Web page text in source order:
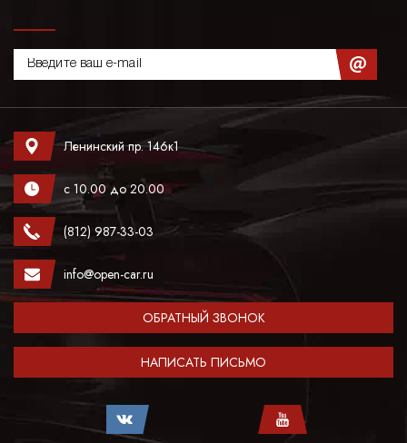
Ленинский пр. 146к1
с 10.00 до 20.00
(812) 987-33-03
info@open-car.ru
ОБРАТНЫЙ ЗВОНОК
НАПИСАТЬ ПИСЬМО